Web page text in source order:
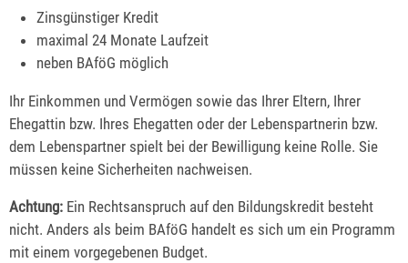
Zinsgünstiger Kredit
maximal 24 Monate Laufzeit
neben BAföG möglich
Ihr Einkommen und Vermögen sowie das Ihrer Eltern, Ihrer
Ehegattin bzw. Ihres Ehegatten oder der Lebenspartnerin bzw.
dem Lebenspartner spielt bei der Bewilligung keine Rolle. Sie
müssen keine Sicherheiten nachweisen.
Achtung: Ein Rechtsanspruch auf den Bildungskredit besteht
nicht. Anders als beim BAföG handelt es sich um ein Programm
mit einem vorgegebenen Budget.